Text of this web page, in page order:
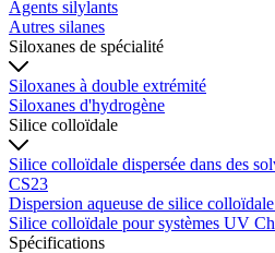
Agents silylants
Autres silanes
Siloxanes de spécialité
Siloxanes à double extrémité
Siloxanes d'hydrogène
Silice colloïdale
Silice colloïdale dispersée dans des
CS23
Dispersion aqueuse de silice
Silice colloïdale pour systèmes UV
Spécifications